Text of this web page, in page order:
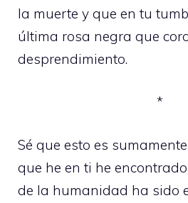
la muerte y que en tu
última rosa negra que
desprendimiento.
*
Sé que esto es
que he en ti he
de la humanidad ha sido